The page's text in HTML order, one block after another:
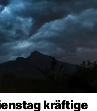
kräftige